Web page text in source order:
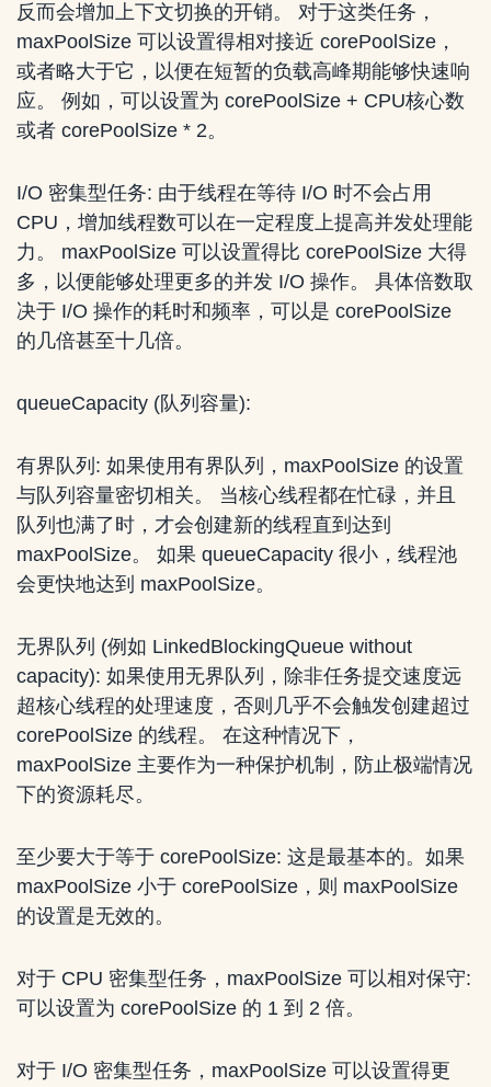
反而会增加上下文切换的开销。 对于这类任务，
maxPoolSize 可以设置得相对接近 corePoolSize，
或者略大于它，以便在短暂的负载高峰期能够快速响
应。 例如，可以设置为 corePoolSize + CPU核心数
或者 corePoolSize * 2。
I/O 密集型任务: 由于线程在等待 I/O 时不会占用
CPU，增加线程数可以在一定程度上提高并发处理能
力。 maxPoolSize 可以设置得比 corePoolSize 大得
多，以便能够处理更多的并发 I/O 操作。 具体倍数取
决于 I/O 操作的耗时和频率，可以是 corePoolSize
的几倍甚至十几倍。
queueCapacity (队列容量):
有界队列: 如果使用有界队列，maxPoolSize 的设置
与队列容量密切相关。 当核心线程都在忙碌，并且
队列也满了时，才会创建新的线程直到达到
maxPoolSize。 如果 queueCapacity 很小，线程池
会更快地达到 maxPoolSize。
无界队列 (例如 LinkedBlockingQueue without
capacity): 如果使用无界队列，除非任务提交速度远
超核心线程的处理速度，否则几乎不会触发创建超过
corePoolSize 的线程。 在这种情况下，
maxPoolSize 主要作为一种保护机制，防止极端情况
下的资源耗尽。
至少要大于等于 corePoolSize: 这是最基本的。如果
maxPoolSize 小于 corePoolSize，则 maxPoolSize
的设置是无效的。
对于 CPU 密集型任务，maxPoolSize 可以相对保守:
可以设置为 corePoolSize 的 1 到 2 倍。
对于 I/O 密集型任务，maxPoolSize 可以设置得更